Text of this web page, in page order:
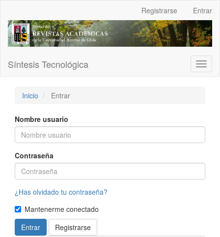
Contenido
principal
Barra
Registrarse Entrar
Síntesis Tecnológica
Inicio Entrar
Nombre usuario
Contraseña
¿Has olvidado tu contraseña?
Mantenerme conectado
Entrar
Registrarse